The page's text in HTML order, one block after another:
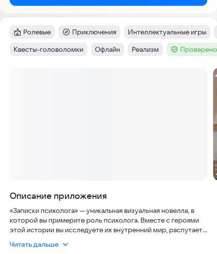
Категория:
Ролевые Категория:
Приключения Тег:
Интеллектуальные игры
Тег:
Квесты-головоломки Тег:
Офлайн Тег:
Реализм Тег :
Описание приложения
«Записки психолога» — уникальная визуальная новелла, в
которой вы примерите роль психолога. Вместе с героями
этой истории вы исследуете их внутренний мир, распутаете
вопросы, знакомые каждому из нас:
Читать дальше